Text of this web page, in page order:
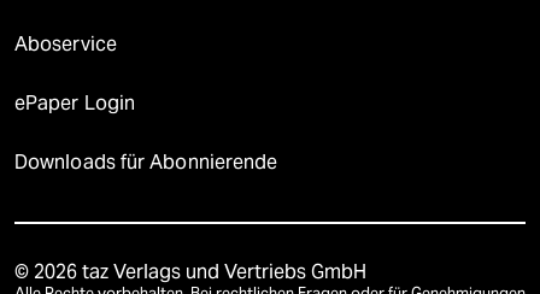
Aboservice
ePaper Login
Downloads für Abonnierende
© 2026 taz Verlags und Vertriebs GmbH